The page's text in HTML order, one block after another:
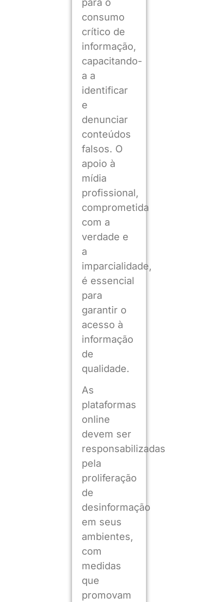
para o
consumo
crítico de
informação,
capacitando-
a a
identificar
e
denunciar
conteúdos
falsos. O
apoio à
mídia
profissional,
comprometida
com a
verdade e
a
imparcialidade,
é essencial
para
garantir o
acesso à
informação
de
qualidade.
As
plataformas
online
devem ser
responsabilizadas
pela
proliferação
de
desinformação
em seus
ambientes,
com
medidas
que
promovam